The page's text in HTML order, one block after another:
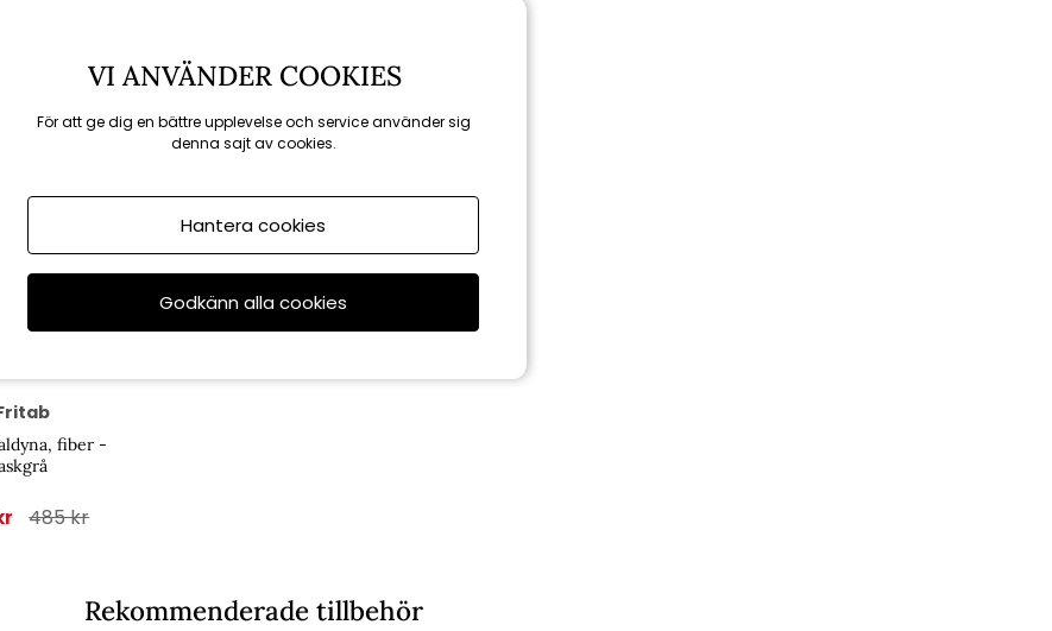
fiber -
485 kr
Rekommenderade tillbehör
VI ANVÄNDER COOKIES
För att ge dig en bättre upplevelse och service använder sig
denna sajt av cookies.
Hantera cookies
Godkänn alla cookies